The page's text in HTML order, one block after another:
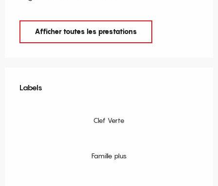
Afficher toutes les prestations
Labels
Labels
Clef Verte
Famille plus